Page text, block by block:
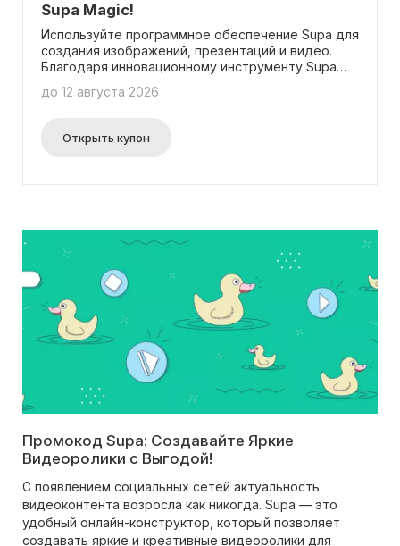
Supa Magic!
Используйте программное обеспечение Supa для
создания изображений, презентаций и видео.
Благодаря инновационному инструменту Supa
качество своих работ. Встроенная нейросеть
детализации и визуальной привлекательности
ваших материалов. Преимущество заключается в
до 12 августа 2026
Открыть купон
Промокод Supa: Создавайте Яркие
Видеоролики с Выгодой!
С появлением социальных сетей актуальность
видеоконтента возросла как никогда. Supa — это
удобный онлайн-конструктор, который позволяет
создавать яркие и креативные видеоролики для